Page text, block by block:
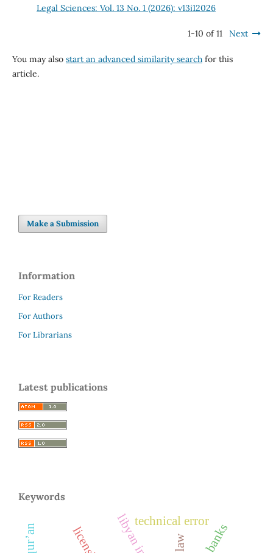
Legal Sciences: Vol. 13 No. 1 (2026): v13i12026
1-10 of 11 Next
You may also start an advanced similarity searchfor this
article.
Make a Submission
Information
For Readers
For Authors
For Librarians
Latest publications
Keywords
technical error